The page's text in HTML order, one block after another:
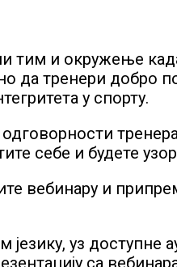
тим и окружење
да тренери добро
у спорту.
себе и будете
вебинару и
уз доступне